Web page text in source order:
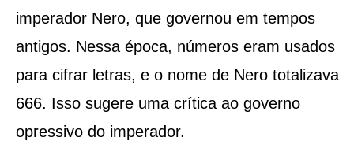
imperador Nero, que governou em tempos
antigos. Nessa época, números eram usados
para cifrar letras, e o nome de Nero totalizava
666. Isso sugere uma crítica ao governo
opressivo do imperador.